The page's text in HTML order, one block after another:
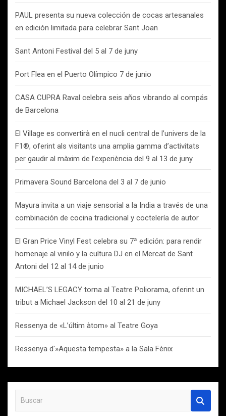
PAUL presenta su nueva colección de cocas artesanales
en edición limitada para celebrar Sant Joan
Sant Antoni Festival del 5 al 7 de juny
Port Flea en el Puerto Olímpico 7 de junio
CASA CUPRA Raval celebra seis años vibrando al compás
de Barcelona
El Village es convertirà en el nucli central de l’univers de la
F1®, oferint als visitants una amplia gamma d’activitats
per gaudir al màxim de l’experiència del 9 al 13 de juny.
Primavera Sound Barcelona del 3 al 7 de junio
Mayura invita a un viaje sensorial a la India a través de una
combinación de cocina tradicional y coctelería de autor
El Gran Price Vinyl Fest celebra su 7ª edición: para rendir
homenaje al vinilo y la cultura DJ en el Mercat de Sant
Antoni del 12 al 14 de junio
MICHAEL’S LEGACY torna al Teatre Poliorama, oferint un
tribut a Michael Jackson del 10 al 21 de juny
Ressenya de «L’últim àtom» al Teatre Goya
Ressenya d'»Aquesta tempesta» a la Sala Fènix